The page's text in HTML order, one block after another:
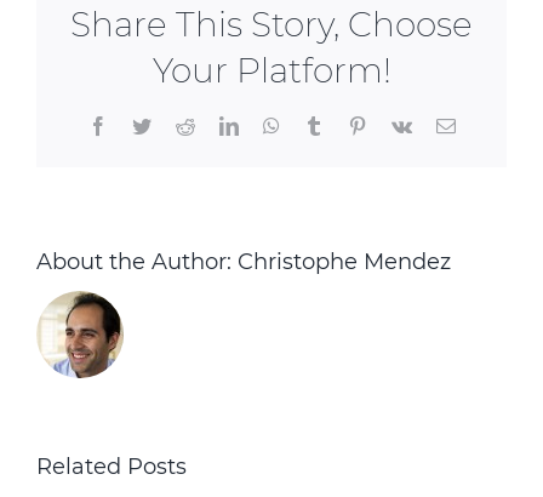
la
légende
spécifique
reçu
Share This Story, Choose
Your Platform!
Facebook
TwitterRedditLinkedInWhatsApp
TumblrPinterest
Vk Email
About the Author: Christophe Mendez
Related Posts